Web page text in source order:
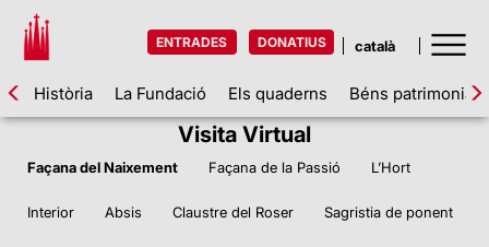
ENTRADES DONATIUS
Història La Fundació Els quaderns Béns patrimonials
Visita Virtual
Façana del Naixement Façana de la Passió L’Hort
Interior Absis Claustre del Roser Sagristia de ponent